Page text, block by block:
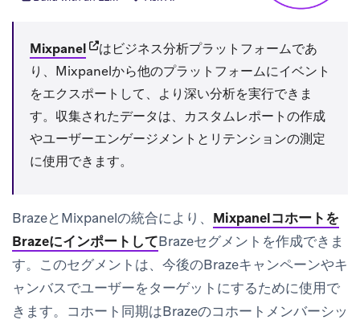
Mixpanel(opens in new tab)
はビジネス分析プラットフォームであ
り、Mixpanelから他のプラットフォームにイベント
をエクスポートして、より深い分析を実行できま
す。収集されたデータは、カスタムレポートの作成
やユーザーエンゲージメントとリテンションの測定
に使用できます。
BrazeとMixpanelの統合により、 Mixpanelコホートを
BrazeにインポートしてBrazeセグメントを作成できま
す。このセグメントは、今後のBrazeキャンペーンやキ
ャンバスでユーザーをターゲットにするために使用で
きます。コホート同期はBrazeのコホートメンバーシッ